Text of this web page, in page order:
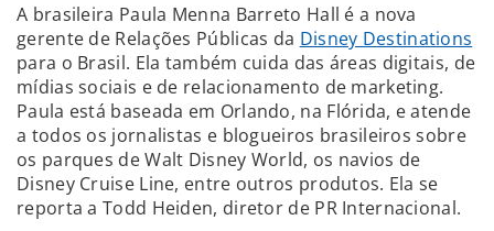
A brasileira Paula Menna Barreto Hall é a nova
gerente de Relações Públicas da Disney Destinations
para o Brasil. Ela também cuida das áreas digitais, de
mídias sociais e de relacionamento de marketing.
Paula está baseada em Orlando, na Flórida, e atende
a todos os jornalistas e blogueiros brasileiros sobre
os parques de Walt Disney World, os navios de
Disney Cruise Line, entre outros produtos. Ela se
reporta a Todd Heiden, diretor de PR Internacional.